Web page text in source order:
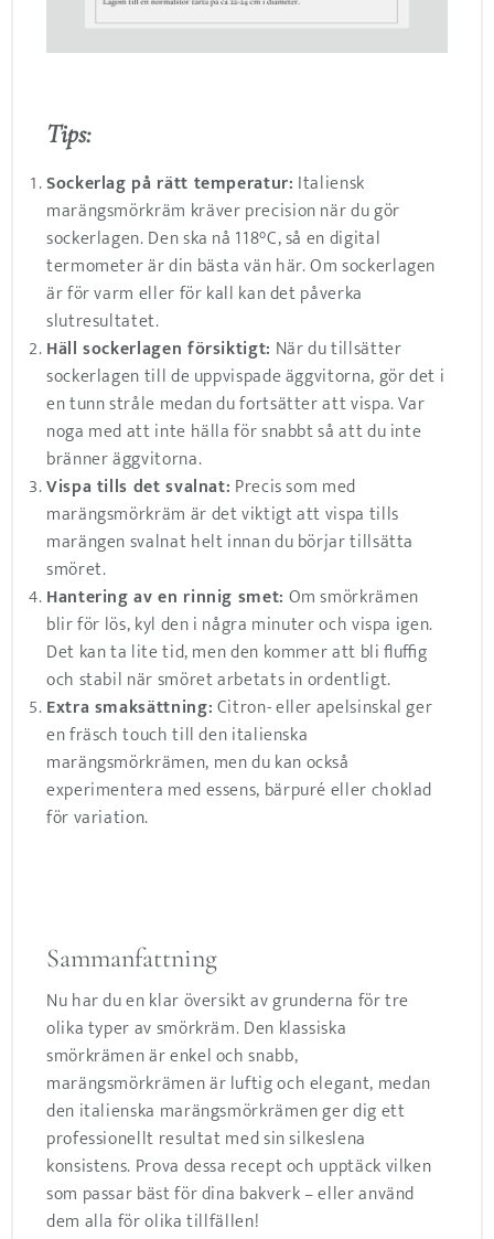
Tips:
Sockerlag på rätt temperatur: Italiensk
marängsmörkräm kräver precision när du gör
sockerlagen. Den ska nå 118°C, så en digital
termometer är din bästa vän här. Om sockerlagen
är för varm eller för kall kan det påverka
slutresultatet.
Häll sockerlagen försiktigt: När du tillsätter
sockerlagen till de uppvispade äggvitorna, gör det i
en tunn stråle medan du fortsätter att vispa. Var
noga med att inte hälla för snabbt så att du inte
bränner äggvitorna.
Vispa tills det svalnat: Precis som med
marängsmörkräm är det viktigt att vispa tills
marängen svalnat helt innan du börjar tillsätta
smöret.
Hantering av en rinnig smet: Om smörkrämen
blir för lös, kyl den i några minuter och vispa igen.
Det kan ta lite tid, men den kommer att bli fluffig
och stabil när smöret arbetats in ordentligt.
Extra smaksättning:Citron- eller apelsinskal ger
en fräsch touch till den italienska
marängsmörkrämen, men du kan också
experimentera med essens, bärpuré eller choklad
för variation.
Sammanfattning
Nu har du en klar översikt av grunderna för tre
olika typer av smörkräm. Den klassiska
smörkrämen är enkel och snabb,
marängsmörkrämen är luftig och elegant, medan
den italienska marängsmörkrämen ger dig ett
professionellt resultat med sin silkeslena
konsistens. Prova dessa recept och upptäck vilken
som passar bäst för dina bakverk – eller använd
dem alla för olika tillfällen!